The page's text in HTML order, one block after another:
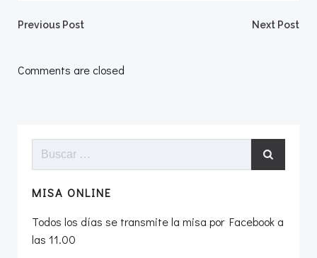
Navegación
por
entradas
Previous Post
entradas
Next Post
Comments are closed
Buscar:
MISA ONLINE
Todos los días se transmite la misa por Facebook a
las 11.00